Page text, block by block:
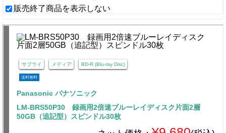
販売終了商品を表示しない
サプライ メディア BD-R (Blu-ray Disc)
送料無料
Panasonic パナソニック
LM-BRS50P30 録画用2倍速ブルーレイディスク片面2層
50GB（追記型）スピンドル30枚